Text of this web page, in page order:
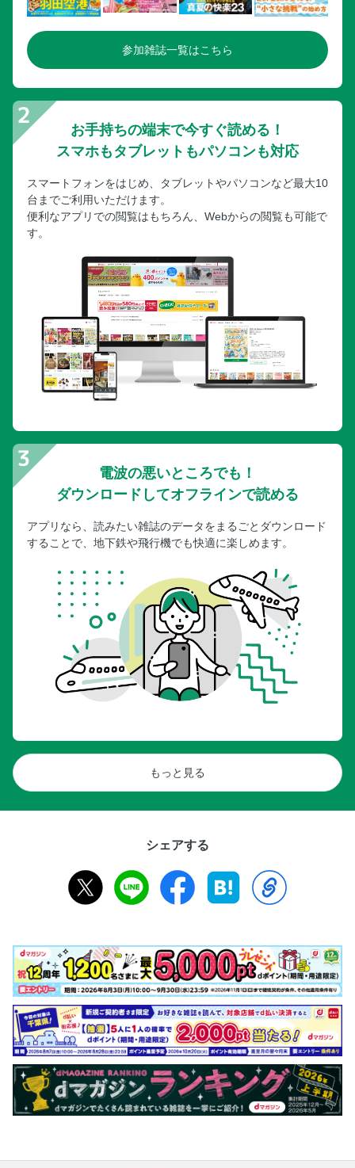
参加雑誌一覧はこちら
お手持ちの端末で今すぐ読める！
スマホもタブレットもパソコンも対応
スマートフォンをはじめ、タブレットやパソコンなど最大10
台までご利用いただけます。
便利なアプリでの閲覧はもちろん、Webからの閲覧も可能で
す。
電波の悪いところでも！
ダウンロードしてオフラインで読める
アプリなら、読みたい雑誌のデータをまるごとダウンロード
することで、地下鉄や飛行機でも快適に楽しめます。
もっと見る
シェアする